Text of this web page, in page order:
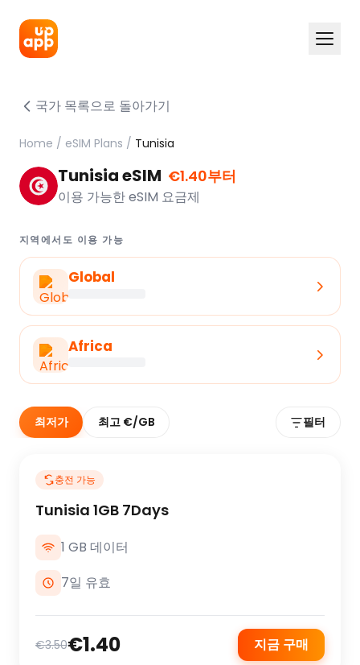
국가 목록으로 돌아가기
Home / eSIM Plans / Tunisia
Tunisia eSIM €1.40부터
이용 가능한 eSIM 요금제
지역에서도 이용 가능
Global
Africa
최저가 최고 €/GB 필터
충전 가능
Tunisia 1GB 7Days
1 GB 데이터
7일 유효
€3.50€1.40 지금 구매